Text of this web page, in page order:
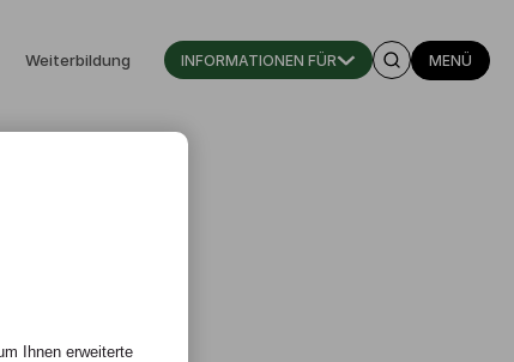
Weiterbildung INFORMATIONEN FÜR MENÜ
Ihnen erweiterte